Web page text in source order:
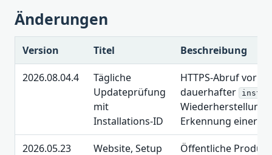
Änderungen
Version Titel Beschreibung
2026.08.04.4
Tägliche
Updateprüfung
mit
Installations-ID
HTTPS-Abruf vor
dauerhafter
Wiederherstellung
Erkennung einer
2026.05.23 Website, Setup Öffentliche